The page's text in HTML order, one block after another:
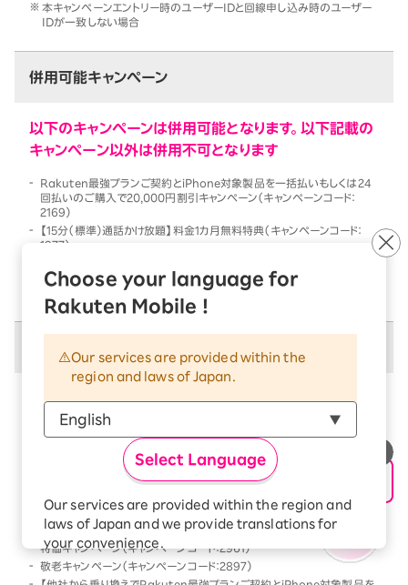
Choose your language for
Rakuten Mobile !
Our services are provided within the
region and laws of Japan.
Select Language
Our services are provided within the region and
laws of Japan and we provide translations for
your convenience.
The Japanese version of our websites and
applications, in which include Rakuten
本キャンペーンエントリー時のユーザーIDと回線申し込み時のユーザー
IDが一致しない場合
併用可能キャンペーン
以下のキャンペーンは併用可能となります。以下記載の
キャンペーン以外は併用不可となります
Rakuten最強プランご契約とiPhone対象製品を一括払いもしくは24
回払いのご購入で20,000円割引キャンペーン（キャンペーンコード：
2169）
【15分（標準）通話かけ放題】料金1カ月無料特典（キャンペーンコード：
1977）
括払いもしくは24回払いのご購入で割引キャンペーン（キャンペーンコー
以下のキャンペーンは、併用不可となります
本キャンペーン条件を満たす前、または満たした後に、
以下のキャンペーンの条件を満たした場合には、以下の
キャンペーンのみが優先的に適用となります
Rakutenオリジナル製品 1円キャンペーン（キャンペーンコード：2808）
「Rakuten最強プラン契約＆Android買い替え超トクプログラム利用」
特価キャンペーン（キャンペーンコード：2961）
敬老キャンペーン（キャンペーンコード：2897）